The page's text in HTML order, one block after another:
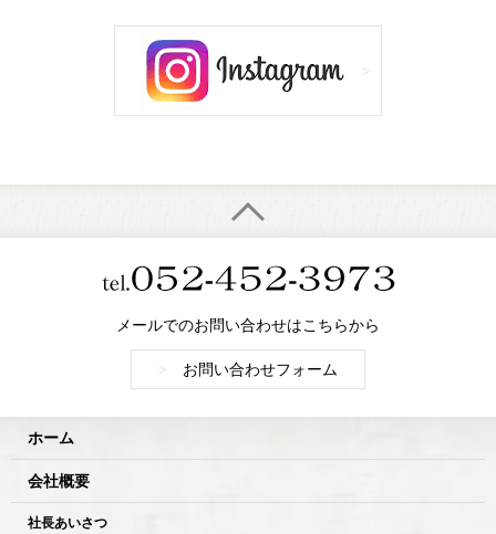
メールでのお問い合わせはこちらから
お問い合わせフォーム
ホーム
会社概要
社長あいさつ